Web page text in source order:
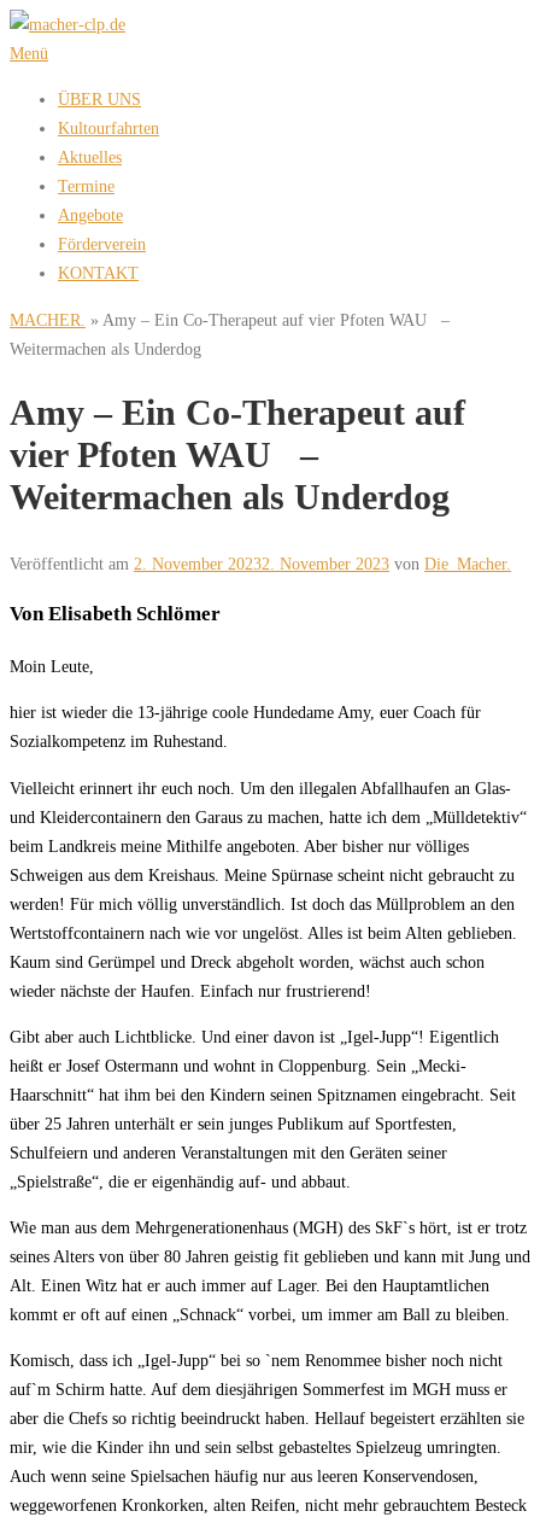
Zum
Inhalt
Menü
ÜBER UNS
Kultourfahrten
Aktuelles
Termine
Angebote
Förderverein
KONTAKT
MACHER. » Amy – Ein Co-Therapeut auf vier Pfoten WAU –
Weitermachen als Underdog
Amy – Ein Co-Therapeut auf
vier Pfoten WAU –
Weitermachen als Underdog
Veröffentlicht am 2. November 20232. November 2023 von Die_Macher.
Von Elisabeth Schlömer
Moin Leute,
hier ist wieder die 13-jährige coole Hundedame Amy, euer Coach für
Sozialkompetenz im Ruhestand.
Vielleicht erinnert ihr euch noch. Um den illegalen Abfallhaufen an Glas-
und Kleidercontainern den Garaus zu machen, hatte ich dem „Mülldetektiv“
beim Landkreis meine Mithilfe angeboten. Aber bisher nur völliges
Schweigen aus dem Kreishaus. Meine Spürnase scheint nicht gebraucht zu
werden! Für mich völlig unverständlich. Ist doch das Müllproblem an den
Wertstoffcontainern nach wie vor ungelöst. Alles ist beim Alten geblieben.
Kaum sind Gerümpel und Dreck abgeholt worden, wächst auch schon
wieder nächste der Haufen. Einfach nur frustrierend!
Gibt aber auch Lichtblicke. Und einer davon ist „Igel-Jupp“! Eigentlich
heißt er Josef Ostermann und wohnt in Cloppenburg. Sein „Mecki-
Haarschnitt“ hat ihm bei den Kindern seinen Spitznamen eingebracht. Seit
über 25 Jahren unterhält er sein junges Publikum auf Sportfesten,
Schulfeiern und anderen Veranstaltungen mit den Geräten seiner
„Spielstraße“, die er eigenhändig auf- und abbaut.
Wie man aus dem Mehrgenerationenhaus (MGH) des SkF`s hört, ist er trotz
seines Alters von über 80 Jahren geistig fit geblieben und kann mit Jung und
Alt. Einen Witz hat er auch immer auf Lager. Bei den Hauptamtlichen
kommt er oft auf einen „Schnack“ vorbei, um immer am Ball zu bleiben.
Komisch, dass ich „Igel-Jupp“ bei so `nem Renommee bisher noch nicht
auf`m Schirm hatte. Auf dem diesjährigen Sommerfest im MGH muss er
aber die Chefs so richtig beeindruckt haben. Hellauf begeistert erzählten sie
mir, wie die Kinder ihn und sein selbst gebasteltes Spielzeug umringten.
Auch wenn seine Spielsachen häufig nur aus leeren Konservendosen,
weggeworfenen Kronkorken, alten Reifen, nicht mehr gebrauchtem Besteck